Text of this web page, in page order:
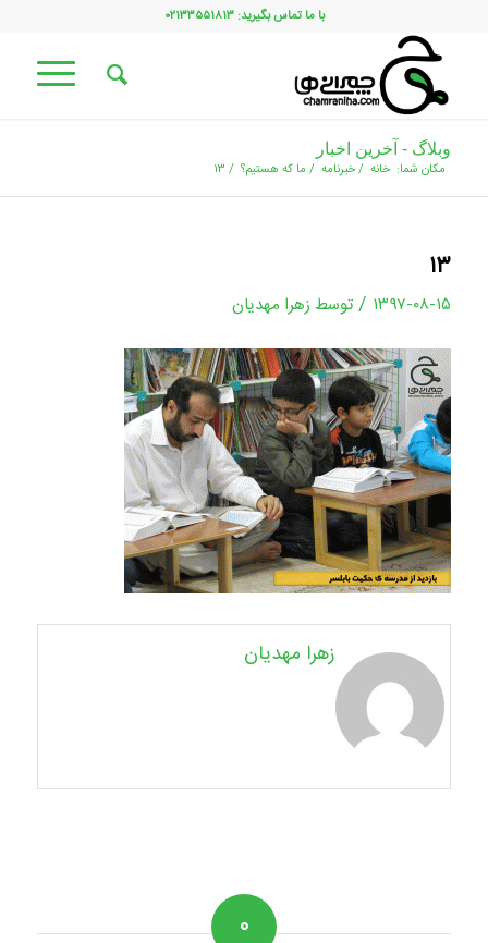
با ما تماس بگیرید: ۰۲۱۳۳۵۵۱۸۱۳
وبلاگ - آخرین اخبار
مکان شما: خانه /خبرنامه / ما که هستیم؟ / ۱۳
۱۳
۱۳۹۷-۰۸-۱۵ / توسط زهرا مهدیان
زهرا مهدیان
۰